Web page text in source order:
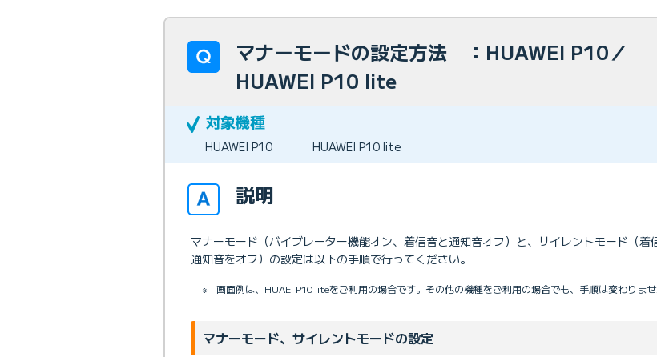
マナーモードの設定方法 ：HUAWEI P10／
HUAWEI P10 lite
HUAWEI P10 HUAWEI P10 lite
説明
マナーモード（バイブレーター機能オン、着信音と通知音オフ）と、サイレントモード（着
通知音をオフ）の設定は以下の手順で行ってください。
※ 画面例は、HUAEI P10 liteをご利用の場合です。その他の機種をご利用の場合でも、手順は変わりませ
マナーモード、サイレントモードの設定